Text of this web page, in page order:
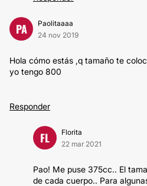
PA
Paolitaaaa
24 nov 2019
Hola cómo estás ,q tamaño te
yo tengo 800
Responder
FL
Florita
22 mar 2021
Pao! Me puse 375cc.. El
de cada cuerpo.. Para